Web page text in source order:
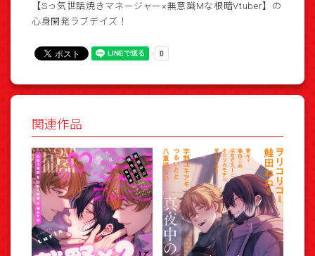
【Sっ気世話焼きマネージャー×無意識Mな根暗Vtuber】の
心身開発ラブデイズ！
関連作品